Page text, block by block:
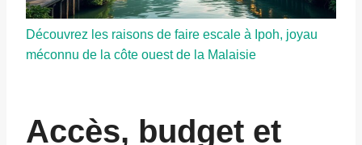
Découvrez les raisons de faire escale à Ipoh, joyau
méconnu de la côte ouest de la Malaisie
Accès, budget et